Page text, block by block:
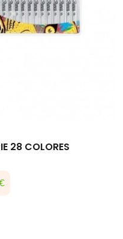
28 COLORES